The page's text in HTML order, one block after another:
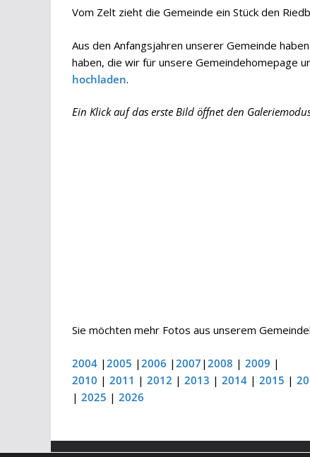
Vom Zelt zieht die Gemeinde ein Stück den
Aus den Anfangsjahren unserer Gemeinde
haben, die wir für unsere Gemeindehomepage
hochladen.
Ein Klick auf das erste Bild öffnet den
Sie möchten mehr Fotos aus unserem
2004 | 2005 | 2006 | 2007 | 2008 | 2009 |
2010 | 2011 | 2012 | 2013 | 2014 | 2015 |
| 2025 | 2026